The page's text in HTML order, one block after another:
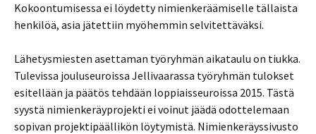
Kokoontumisessa ei löydetty nimienkeräämiselle tällaista
henkilöä, asia jätettiin myöhemmin selvitettäväksi.
Lähetysmiesten asettaman työryhmän aikataulu on tiukka.
Tulevissa jouluseuroissa Jellivaarassa työryhmän tulokset
esitellään ja päätös tehdään loppiaisseuroissa 2015. Tästä
syystä nimienkeräyprojekti ei voinut jäädä odottelemaan
sopivan projektipäällikön löytymistä. Nimienkeräyssivusto